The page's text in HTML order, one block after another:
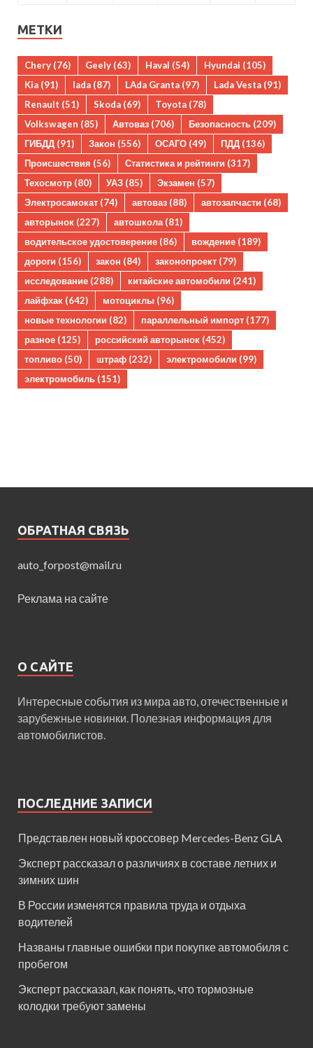
МЕТКИ
Chery (76) Geely (63) Haval (54) Hyundai (105)
Kia (91) lada (87) LAda Granta (97) Lada Vesta (91)
Renault (51) Skoda (69) Toyota (78)
Volkswagen (85) Автоваз (706) Безопасность (209)
ГИБДД (91) Закон (556) ОСАГО (49) ПДД (136)
Происшествия (56) Статистика и рейтинги (317)
Техосмотр (80) УАЗ (85) Экзамен (57)
Электросамокат (74) автоваз (88) автозапчасти (68)
авторынок (227) автошкола (81)
водительское удостоверение (86) вождение (189)
дороги (156) закон (84) законопроект (79)
исследование (288) китайские автомобили (241)
лайфхак (642) мотоциклы (96)
новые технологии (82) параллельный импорт (177)
разное (125) российский авторынок (452)
топливо (50) штраф (232) электромобили (99)
электромобиль (151)
ОБРАТНАЯ СВЯЗЬ
auto_forpost@mail.ru
Реклама на сайте
О САЙТЕ
Интересные события из мира авто, отечественные и
зарубежные новинки. Полезная информация для
автомобилистов.
ПОСЛЕДНИЕ ЗАПИСИ
Представлен новый кроссовер Mercedes-Benz GLA
Эксперт рассказал о различиях в составе летних и
зимних шин
В России изменятся правила труда и отдыха
водителей
Названы главные ошибки при покупке автомобиля с
пробегом
Эксперт рассказал, как понять, что тормозные
колодки требуют замены